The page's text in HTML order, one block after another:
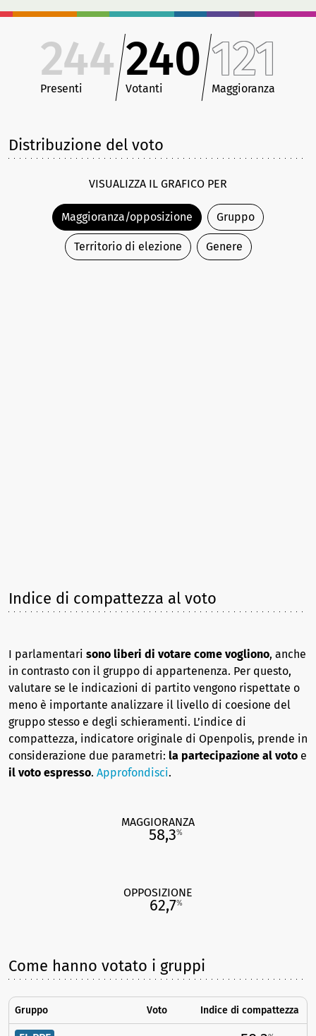
244
Presenti
240
Votanti
121
Maggioranza
Distribuzione del voto
VISUALIZZA IL GRAFICO PER
Maggioranza/opposizione Gruppo
Territorio di elezione Genere
Indice di compattezza al voto
I parlamentari sono liberi di votare come vogliono, anche
in contrasto con il gruppo di appartenenza. Per questo,
valutare se le indicazioni di partito vengono rispettate o
meno è importante analizzare il livello di coesione del
gruppo stesso e degli schieramenti. L’indice di
compattezza, indicatore originale di Openpolis, prende in
considerazione due parametri: la partecipazione al voto e
il voto espresso. Approfondisci.
MAGGIORANZA
58,3%
OPPOSIZIONE
62,7%
Come hanno votato i gruppi
Gruppo Voto Indice di compattezza